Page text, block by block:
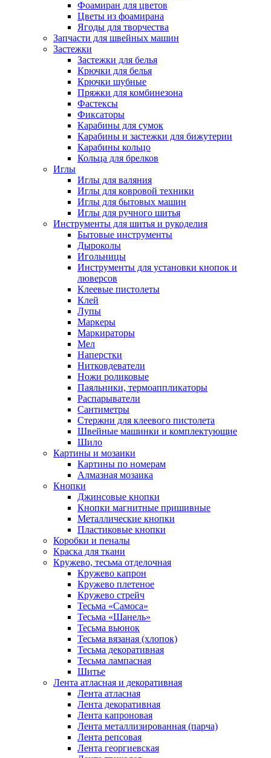
Фоамиран для цветов
Цветы из фоамирана
Ягоды для творчества
Запчасти для швейных машин
Застежки
Застежки для белья
Крючки для белья
Крючки шубные
Пряжки для комбинезона
Фастексы
Фиксаторы
Карабины для сумок
Карабины и застежки для бижутерии
Карабины кольцо
Кольца для брелков
Иглы
Иглы для валяния
Иглы для ковровой техники
Иглы для бытовых машин
Иглы для ручного шитья
Инструменты для шитья и рукоделия
Бытовые инструменты
Дыроколы
Игольницы
Инструменты для установки кнопок и
люверсов
Клеевые пистолеты
Клей
Лупы
Маркеры
Маркираторы
Мел
Наперстки
Нитковдеватели
Ножи роликовые
Паяльники, термоаппликаторы
Распарыватели
Сантиметры
Стержни для клеевого пистолета
Швейные машинки и комплектующие
Шило
Картины и мозаики
Картины по номерам
Алмазная мозаика
Кнопки
Джинсовые кнопки
Кнопки магнитные пришивные
Металлические кнопки
Пластиковые кнопки
Коробки и пеналы
Краска для ткани
Кружево, тесьма отделочная
Кружево капрон
Кружево плетеное
Кружево стрейч
Тесьма «Самоса»
Тесьма «Шанель»
Тесьма вьюнок
Тесьма вязаная (хлопок)
Тесьма декоративная
Тесьма лампасная
Шитье
Лента атласная и декоративная
Лента атласная
Лента декоративная
Лента капроновая
Лента металлизированная (парча)
Лента репсовая
Лента георгиевская